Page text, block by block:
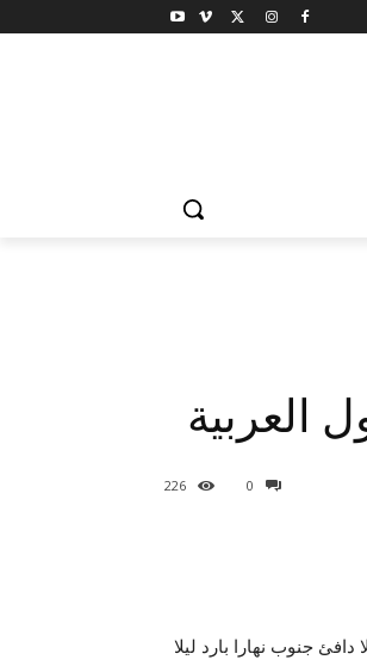
0
226
الجمعة 4-12-2015 طقس معتدل شمالا دافئ جنوب نهارا بارد ليلا